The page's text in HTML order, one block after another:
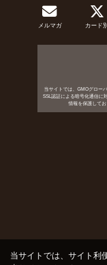
メルマガ カード別
当サイトでは、GMOグロー
SSL認証による暗号化通信に
情報を保護してお
当サイトでは、サイト利